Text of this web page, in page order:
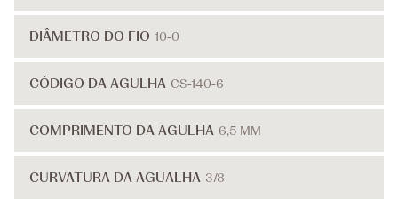
DIÂMETRO DO FIO 10-0
CÓDIGO DA AGULHA CS-140-6
COMPRIMENTO DA AGULHA 6,5 MM
CURVATURA DA AGUALHA 3/8